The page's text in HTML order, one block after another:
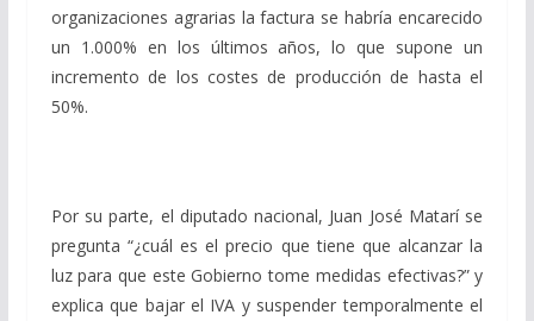
organizaciones agrarias la factura se habría encarecido
un 1.000% en los últimos años, lo que supone un
incremento de los costes de producción de hasta el
50%.
Por su parte, el diputado nacional, Juan José Matarí se
pregunta “¿cuál es el precio que tiene que alcanzar la
luz para que este Gobierno tome medidas efectivas?” y
explica que bajar el IVA y suspender temporalmente el